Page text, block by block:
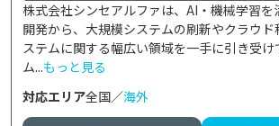
株式会社シンセアルファは、AI・機械学習を
開発から、大規模システムの刷新やクラウ
ステムに関する幅広い領域を一手に引き受
ム...もっと見る
対応エリア全国／海外